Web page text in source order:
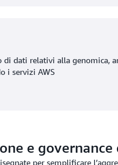
di dati relativi alla genomica,
i servizi AWS
e governance
per semplificare